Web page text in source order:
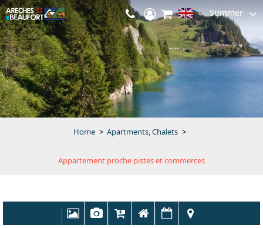
Summer
Home > Apartments, Chalets >
Appartement proche pistes et commerces